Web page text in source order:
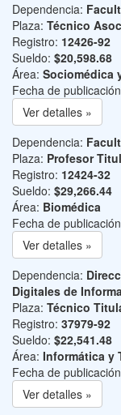
Dependencia:
Plaza: Técnico
Registro: 12426-92
Sueldo: $20,598.68
Área: Sociomédica
Fecha de
Ver detalles »
Dependencia:
Plaza: Profesor
Registro: 12424-32
Sueldo: $29,266.44
Área: Biomédica
Fecha de
Ver detalles »
Dependencia:
Digitales de
Plaza: Técnico
Registro: 37979-92
Sueldo: $22,541.48
Área: Informática y
Fecha de
Ver detalles »